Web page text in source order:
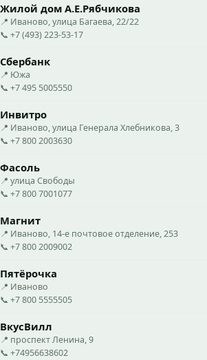
Жилой дом А.Е.Рябчикова
📍 Иваново, улица Багаева, 22/22
📞 +7 (493) 223-53-17
Сбербанк
📍 Южа
📞 +7 495 5005550
Инвитро
📍 Иваново, улица Генерала Хлебникова, 3
📞 +7 800 2003630
Фасоль
📍 улица Свободы
📞 +7 800 7001077
Магнит
📍 Иваново, 14-е почтовое отделение, 253
📞 +7 800 2009002
Пятёрочка
📍 Иваново
📞 +7 800 5555505
ВкусВилл
📍 проспект Ленина, 9
📞 +74956638602